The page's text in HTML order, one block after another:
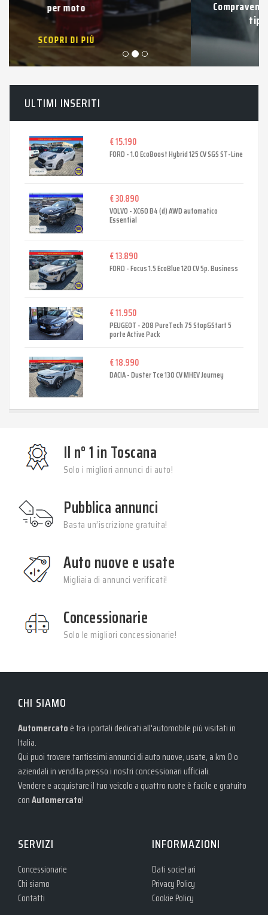
Compravendita di auto e veicoli usati di qualsiasi
tipo con pagamento immediato.
SCOPRI DI PIÙ
ULTIMI INSERITI
€ 15.190
FORD - 1.0 EcoBoost Hybrid 125 CV S&S ST-Line
€ 30.890
VOLVO - XC60 B4 (d) AWD automatico
Essential
€ 13.890
FORD - Focus 1.5 EcoBlue 120 CV 5p. Business
€ 11.950
PEUGEOT - 208 PureTech 75 Stop&Start 5
porte Active Pack
€ 18.990
DACIA - Duster Tce 130 CV MHEV Journey
Il n° 1 in Toscana
Solo i migliori annunci di auto!
Pubblica annunci
Basta un’iscrizione gratuita!
Auto nuove e usate
Migliaia di annunci verificati!
Concessionarie
Solo le migliori concessionarie!
CHI SIAMO
Automercato è tra i portali dedicati all'automobile più visitati in
Italia.
Qui puoi trovare tantissimi annunci di auto nuove, usate, a km 0 o
aziendali in vendita presso i nostri concessionari ufficiali.
Vendere e acquistare il tuo veicolo a quattro ruote è facile e gratuito
conAutomercato!
SERVIZI
Concessionarie
Chi siamo
Contatti
INFORMAZIONI
Dati societari
Privacy Policy
Cookie Policy